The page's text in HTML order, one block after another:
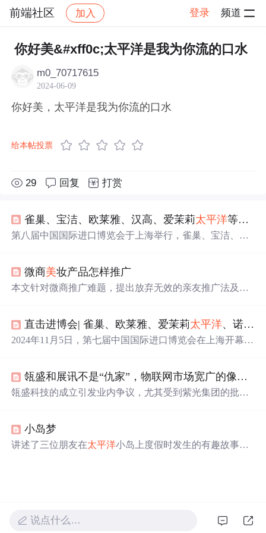
前端社区 加入 登录 频道
社区 前端社区 感慨 帖子详情
你好美&#xff0c;太平洋是我为你流的口水
m0_70717615
2024-06-09
你好美，太平洋是我为你流的口水
给本帖投票
29 回复 打赏
雀巢、宝洁、欧莱雅、汉高、爱茉莉太平洋等消费品巨头亮相第八届进博会 |
第八届中国国际进口博览会于上海举行，雀巢、宝洁、欧
个性化消费趋势，体现对中国市场的深度布局与长期承
诺。
微商美妆产品怎样推广
本文针对微商推广难题，提出放弃无效的亲友推广法及盲
台发布相关内容来吸引目标客户群体。
直击进博会| 雀巢、欧莱雅、爱茉莉太平洋、诺华、西门子医疗、拜耳、江森自控、霍尼韦尔、3M等全球知名企业连续第七次亮相进博会...
2024年11月5日，第七届中国国际进口博览会在上海开幕，
新品；诺华展示创新药物等，各企业均展示了自身在不同
领域的成果与实力。
瓴盛和展讯不是“仇家”，物联网市场宽广的像
太平
瓴盛科技的成立引发业内争议，尤其受到紫光集团的批
小岛梦
讲述了三位朋友在太平洋小岛上度假时发生的有趣故事，
说点什么…